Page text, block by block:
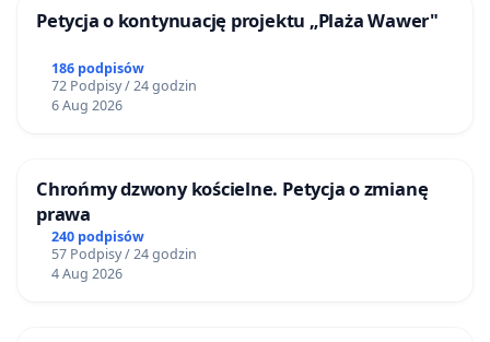
Petycja o kontynuację projektu „Plaża Wawer"
186 podpisów
72 Podpisy / 24 godzin
6 Aug 2026
Chrońmy dzwony kościelne. Petycja o zmianę
prawa
240 podpisów
57 Podpisy / 24 godzin
4 Aug 2026